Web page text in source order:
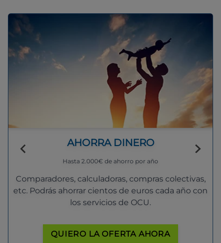
AHORRA DINERO
Hasta 2.000€ de ahorro por año
Comparadores, calculadoras, compras colectivas,
etc. Podrás ahorrar cientos de euros cada año con
los servicios de OCU.
QUIERO LA OFERTA AHORA